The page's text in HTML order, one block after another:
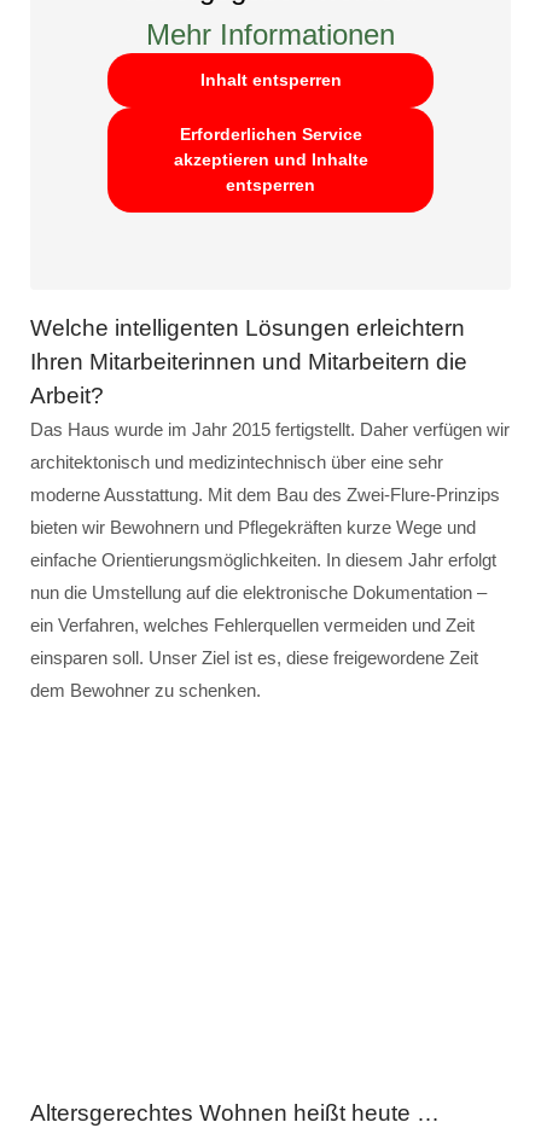
Mehr Informationen
Inhalt entsperren
Erforderlichen Service
akzeptieren und Inhalte
entsperren
Welche intelligenten Lösungen erleichtern
Ihren Mitarbeiterinnen und Mitarbeitern die
Arbeit?
Das Haus wurde im Jahr 2015 fertigstellt. Daher verfügen wir
architektonisch und medizintechnisch über eine sehr
moderne Ausstattung. Mit dem Bau des Zwei-Flure-Prinzips
bieten wir Bewohnern und Pflegekräften kurze Wege und
einfache Orientierungsmöglichkeiten. In diesem Jahr erfolgt
nun die Umstellung auf die elektronische Dokumentation –
ein Verfahren, welches Fehlerquellen vermeiden und Zeit
einsparen soll. Unser Ziel ist es, diese freigewordene Zeit
dem Bewohner zu schenken.
Altersgerechtes Wohnen heißt heute …